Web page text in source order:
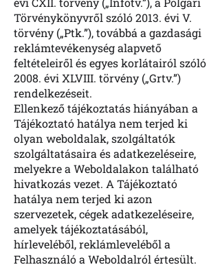
Törvénykönyvről szóló 2013. évi V.
törvény („Ptk.”), továbbá a gazdasági
reklámtevékenység alapvető
feltételeiről és egyes korlátairól szóló
2008. évi XLVIII. törvény („Grtv.”)
rendelkezéseit.
Ellenkező tájékoztatás hiányában a
Tájékoztató hatálya nem terjed ki
olyan weboldalak, szolgáltatók
szolgáltatásaira és adatkezeléseire,
melyekre a Weboldalakon található
hivatkozás vezet. A Tájékoztató
hatálya nem terjed ki azon
szervezetek, cégek adatkezeléseire,
amelyek tájékoztatásából,
hírleveléből, reklámleveléből a
Felhasználó a Weboldalról értesült.